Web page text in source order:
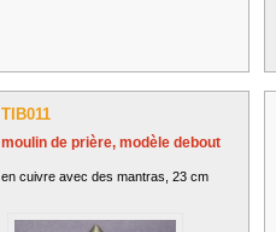
TIB011
moulin de prière, modèle debout
en cuivre avec des mantras, 23 cm